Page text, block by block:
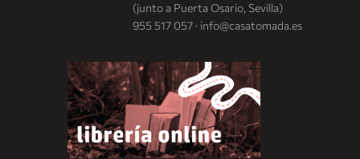
(junto a Puerta Osario, Sevilla)
955 517 057 · info@casatomada.es